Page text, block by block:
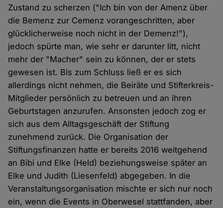
Zustand zu scherzen ("Ich bin von der Amenz über
die Bemenz zur Cemenz vorangeschritten, aber
glücklicherweise noch nicht in der Demenz!"),
jedoch spürte man, wie sehr er darunter litt, nicht
mehr der "Macher" sein zu können, der er stets
gewesen ist. Bis zum Schluss ließ er es sich
allerdings nicht nehmen, die Beiräte und Stifterkreis-
Mitglieder persönlich zu betreuen und an ihren
Geburtstagen anzurufen. Ansonsten jedoch zog er
sich aus dem Alltagsgeschäft der Stiftung
zunehmend zurück. Die Organisation der
Stiftungsfinanzen hatte er bereits 2016 weitgehend
an Bibi und Elke (Held) beziehungsweise später an
Elke und Judith (Liesenfeld) abgegeben. In die
Veranstaltungsorganisation mischte er sich nur noch
ein, wenn die Events in Oberwesel stattfanden, aber